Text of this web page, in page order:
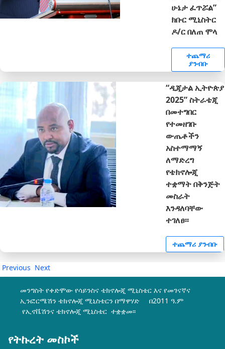
ሁኔታ ፈጥሯል”
ክቡር ሚኒስትር
ዶ/ር በለጠ ሞላ
ተጨማሪ
ያንብቡ
“ዲጂታል ኢትዮጵያ
2025” ስትራቴጂ
በመተግበር
የተመዘገቡ
ውጤቶችን
አስተማማኝ
ለማድረግ
የቴክኖሎጂ
ተቋማት በቅንጅት
መስራት
እንዳለባቸው
ተገለፀ፡፡
ተጨማሪ ያንብቡ
Previous Next
መንግስት የቀድሞው የሳይንስና ቴክኖሎጂ ሚኒስቴር እና የመገናኛና
ኢንፎርሜሽን ቴክኖሎጂ ሚኒስቴርን በማዋሃድ በ2011 ዓ.ም
የኢኖቬሽንና ቴክኖሎጂ ሚኒስቴር ተቋቋመ፡፡
የትኩረት መስኮች